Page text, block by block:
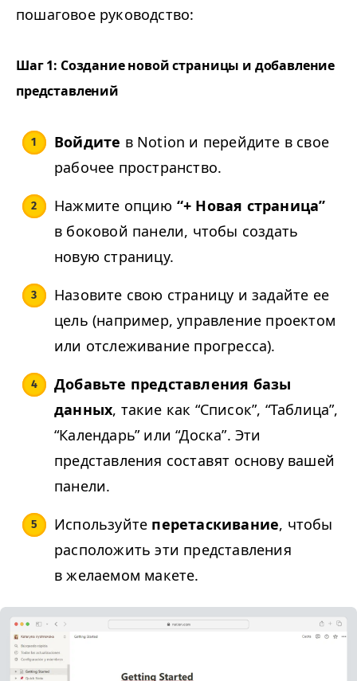
пошаговое руководство:
Шаг 1: Создание новой страницы и добавление
представлений
Войдите в Notion и перейдите в свое
рабочее пространство.
Нажмите опцию “+ Новая страница”
в боковой панели, чтобы создать
новую страницу.
Назовите свою страницу и задайте ее
цель (например, управление проектом
или отслеживание прогресса).
Добавьте представления базы
данных, такие как “Список”, “Таблица”,
“Календарь” или“Доска”. Эти
представления составят основу вашей
панели.
Используйте перетаскивание, чтобы
расположить эти представления
в желаемом макете.